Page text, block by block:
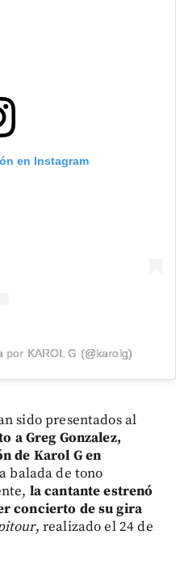
en Instagram
por KAROL G (@karolg)
sido presentados al
a Greg Gonzalez,
de Karol G en
balada de tono
la cantante estrenó
concierto de su gira
, realizado el 24 de